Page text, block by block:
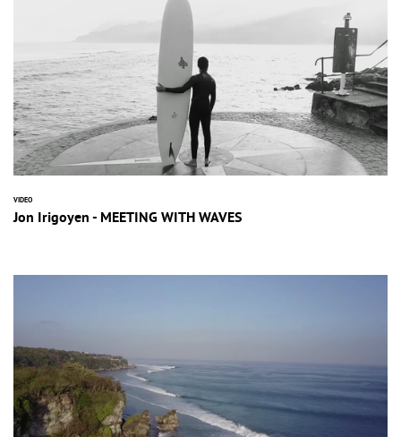
VIDEO
Jon Irigoyen - MEETING WITH WAVES